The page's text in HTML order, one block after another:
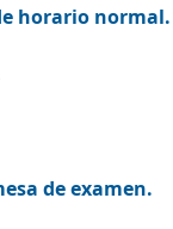
horario normal.
de examen.